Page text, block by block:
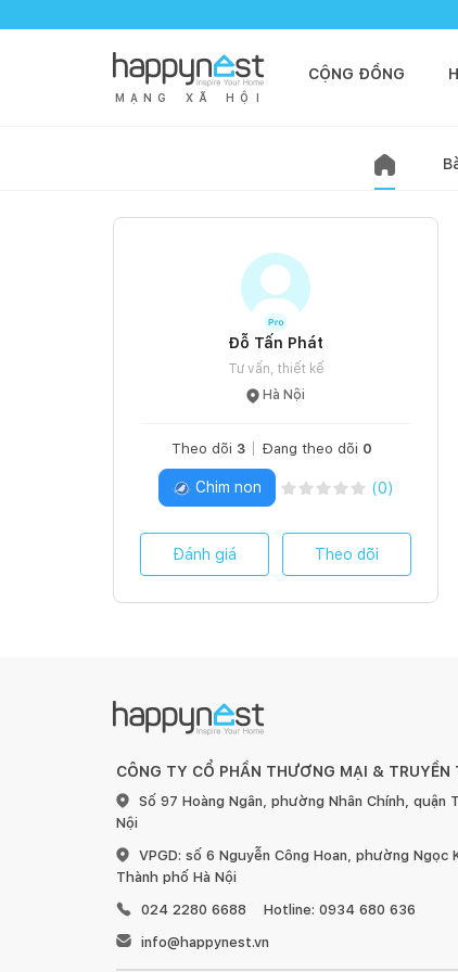
M Ạ N G X Ã H Ộ I
CỘNG ĐỒNG
Đỗ Tấn Phát
Tư vấn, thiết kế
Hà Nội
Theo dõi 3 Đang theo dõi 0
Chim non (0)
Đánh giá Theo dõi
CÔNG TY CỔ PHẦN THƯƠNG MẠI & TRUYỀN
Số 97 Hoàng Ngân, phường Nhân Chính, quận
Nội
VPGD: số 6 Nguyễn Công Hoan, phường Ngọc
Thành phố Hà Nội
024 2280 6688
Hotline: 0934 680 636
info@happynest.vn